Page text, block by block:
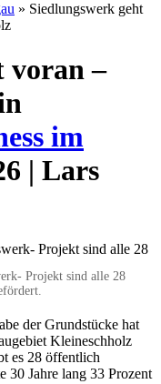
» Siedlungswerk geht
voran –
im
| Lars
Projekt sind alle 28
der Grundstücke hat
Kleineschholz
es 28 öffentlich
30 Jahre lang 33 Prozent